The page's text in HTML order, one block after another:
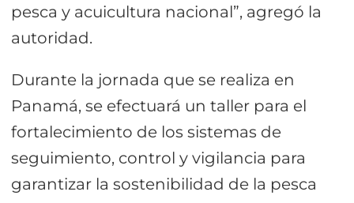
pesca y acuicultura nacional”, agregó la
autoridad.
Durante la jornada que se realiza en
Panamá, se efectuará un taller para el
fortalecimiento de los sistemas de
seguimiento, control y vigilancia para
garantizar la sostenibilidad de la pesca